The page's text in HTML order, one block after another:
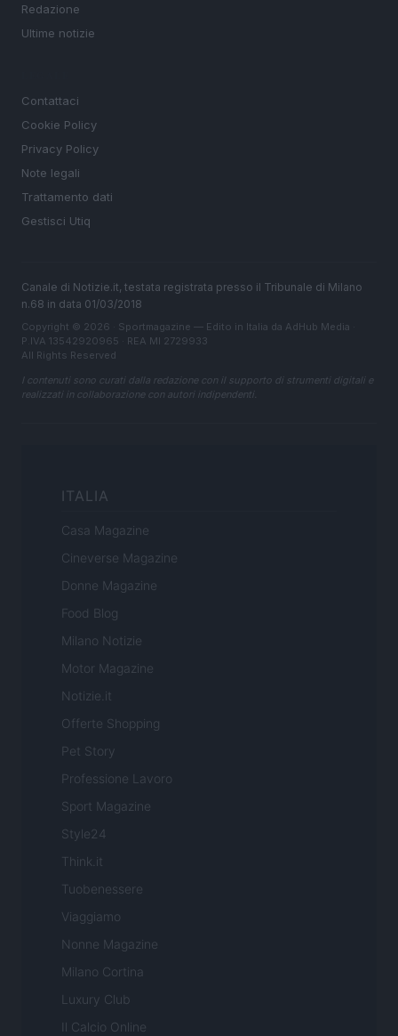
Redazione
Ultime notizie
Contattaci
Cookie Policy
Privacy Policy
Note legali
Trattamento dati
Gestisci Utiq
Canale di Notizie.it, testata registrata presso il Tribunale di Milano
n.68 in data 01/03/2018
Copyright © 2026 · Sportmagazine — Edito in Italia da AdHub Media
P.IVA 13542920965 · REA MI 2729933
All Rights Reserved
I contenuti sono curati dalla redazione con il supporto di strumenti digitali e
realizzati in collaborazione con autori indipendenti.
ITALIA
Casa Magazine
Cineverse Magazine
Donne Magazine
Food Blog
Milano Notizie
Motor Magazine
Notizie.it
Offerte Shopping
Pet Story
Professione Lavoro
Sport Magazine
Style24
Think.it
Tuobenessere
Viaggiamo
Nonne Magazine
Milano Cortina
Luxury Club
Il Calcio Online